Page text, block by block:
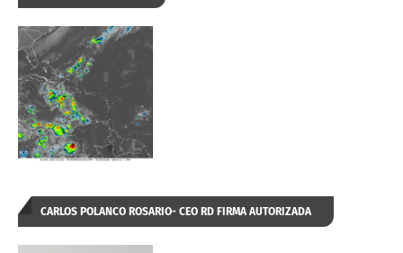
CARLOS POLANCO ROSARIO- CEO RD FIRMA AUTORIZADA